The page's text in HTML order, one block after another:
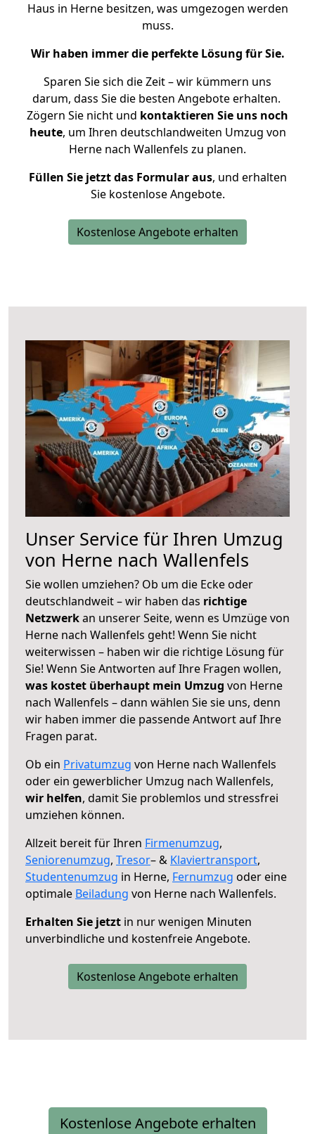
Haus in Herne besitzen, was umgezogen werden
muss.
Wir haben immer die perfekte Lösung für Sie.
Sparen Sie sich die Zeit – wir kümmern uns
darum, dass Sie die besten Angebote erhalten.
Zögern Sie nicht und kontaktieren Sie uns noch
heute, um Ihren deutschlandweiten Umzug von
Herne nach Wallenfels zu planen.
Füllen Sie jetzt das Formular aus, und erhalten
Sie kostenlose Angebote.
Kostenlose Angebote erhalten
Unser Service für Ihren Umzug
von Herne nach Wallenfels
Sie wollen umziehen? Ob um die Ecke oder
deutschlandweit – wir haben das richtige
Netzwerkan unserer Seite, wenn es Umzüge von
Herne nach Wallenfels geht! Wenn Sie nicht
weiterwissen – haben wir die richtige Lösung für
Sie! Wenn Sie Antworten auf Ihre Fragen wollen,
was kostet überhaupt mein Umzug von Herne
nach Wallenfels – dann wählen Sie sie uns, denn
wir haben immer die passende Antwort auf Ihre
Fragen parat.
Ob ein Privatumzug von Herne nach Wallenfels
oder ein gewerblicher Umzug nach Wallenfels,
wir helfen, damit Sie problemlos und stressfrei
umziehen können.
Allzeit bereit für Ihren Firmenumzug,
Seniorenumzug, Tresor– & Klaviertransport,
Studentenumzug in Herne, Fernumzug oder eine
optimale Beiladung von Herne nach Wallenfels.
Erhalten Sie jetzt in nur wenigen Minuten
unverbindliche und kostenfreie Angebote.
Kostenlose Angebote erhalten
Kostenlose Angebote erhalten